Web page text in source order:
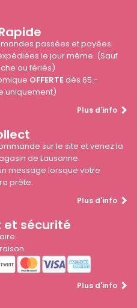
passées et payées
le jour même. (Sauf
ou fériés)
OFFERTEdès 65.-
uniquement)
Plus d'info
sur le site et venez la
de Lausanne.
message lorsque votre
prête.
Plus d'info
et sécurité
Plus d'info